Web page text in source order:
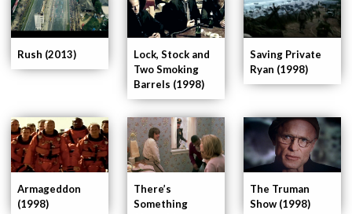
Rush (2013)
The Truman
Show (1998)
There’s
Something
Armageddon
(1998)
Saving Private
Ryan (1998)
Lock, Stock and
Two Smoking
Barrels (1998)